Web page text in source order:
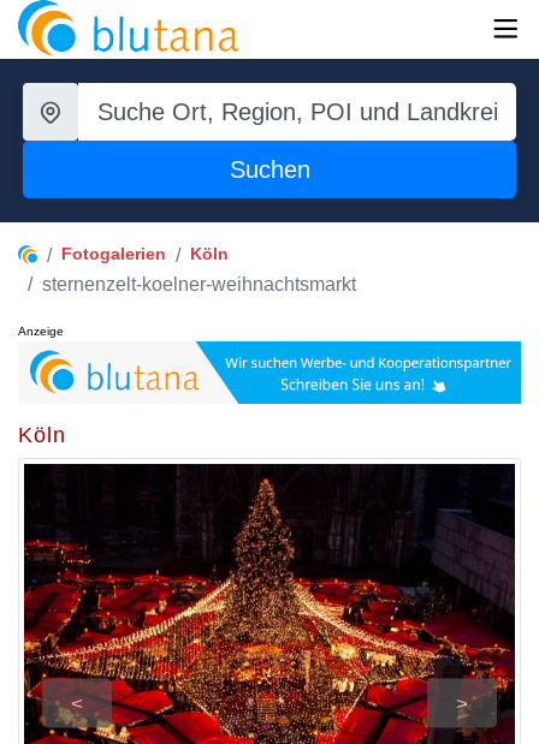
Suchen
Fotogalerien Köln
sternenzelt-koelner-weihnachtsmarkt
Anzeige
Köln
< >